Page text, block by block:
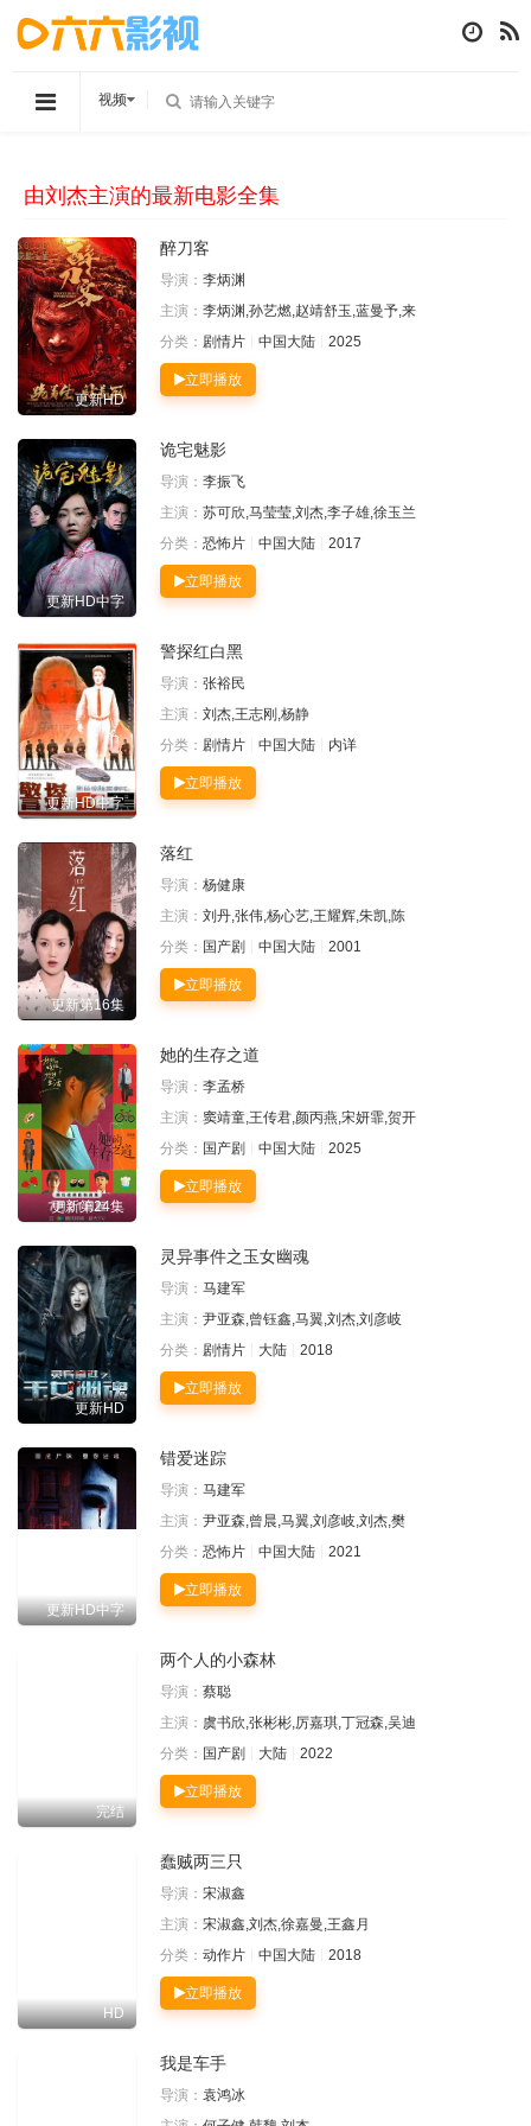
视频
由刘杰主演的最新电影全集
更新HD
醉刀客
导演： 李炳渊
主演： 李炳渊,孙艺燃,赵靖舒玉,蓝曼予,来
分类： 剧情片 中国大陆 2025
立即播放
更新HD中字
诡宅魅影
导演： 李振飞
主演： 苏可欣,马莹莹,刘杰,李子雄,徐玉兰
分类： 恐怖片 中国大陆 2017
立即播放
更新HD中字
警探红白黑
导演： 张裕民
主演： 刘杰,王志刚,杨静
分类： 剧情片 中国大陆 内详
立即播放
更新第16集
落红
导演： 杨健康
主演： 刘丹,张伟,杨心艺,王耀辉,朱凯,陈
分类： 国产剧 中国大陆 2001
立即播放
更新第24集
她的生存之道
导演： 李孟桥
主演： 窦靖童,王传君,颜丙燕,宋妍霏,贺开
分类： 国产剧 中国大陆 2025
立即播放
更新HD
灵异事件之玉女幽魂
导演： 马建军
主演： 尹亚森,曾钰鑫,马翼,刘杰,刘彦岐
分类： 剧情片 大陆 2018
立即播放
更新HD中字
错爱迷踪
导演： 马建军
主演： 尹亚森,曾晨,马翼,刘彦岐,刘杰,樊
分类： 恐怖片 中国大陆 2021
立即播放
完结
两个人的小森林
导演： 蔡聪
主演： 虞书欣,张彬彬,厉嘉琪,丁冠森,吴迪
分类： 国产剧 大陆 2022
立即播放
HD
蠢贼两三只
导演： 宋淑鑫
主演： 宋淑鑫,刘杰,徐嘉曼,王鑫月
分类： 动作片 中国大陆 2018
立即播放
我是车手
导演： 袁鸿冰